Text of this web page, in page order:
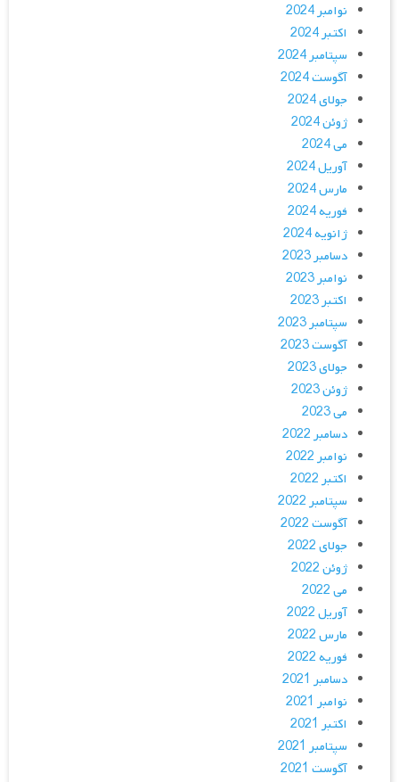
نوامبر 2024
اکتبر 2024
سپتامبر 2024
آگوست 2024
جولای 2024
ژوئن 2024
می 2024
آوریل 2024
مارس 2024
فوریه 2024
ژانویه 2024
دسامبر 2023
نوامبر 2023
اکتبر 2023
سپتامبر 2023
آگوست 2023
جولای 2023
ژوئن 2023
می 2023
دسامبر 2022
نوامبر 2022
اکتبر 2022
سپتامبر 2022
آگوست 2022
جولای 2022
ژوئن 2022
می 2022
آوریل 2022
مارس 2022
فوریه 2022
دسامبر 2021
نوامبر 2021
اکتبر 2021
سپتامبر 2021
آگوست 2021